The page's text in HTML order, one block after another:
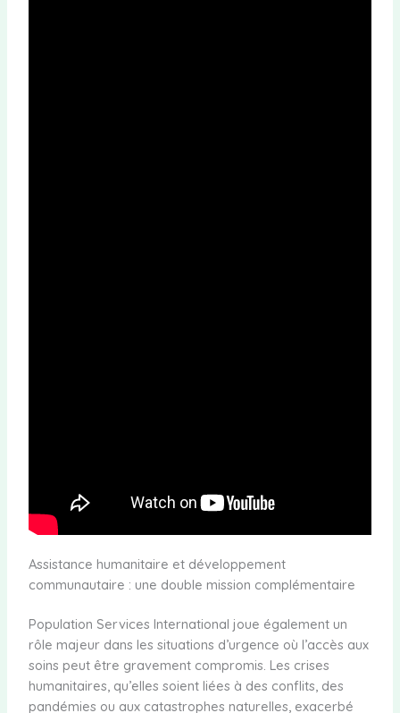
Assistance humanitaire et développement
communautaire : une double mission complémentaire
Population Services International joue également un
rôle majeur dans les situations d’urgence où l’accès aux
soins peut être gravement compromis. Les crises
humanitaires, qu’elles soient liées à des conflits, des
pandémies ou aux catastrophes naturelles, exacerbé